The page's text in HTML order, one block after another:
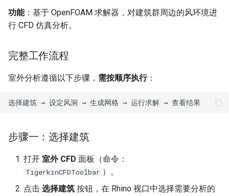
常见问题
功能：基于 OpenFOAM 求解器，对建筑群周边的风环境进
行 CFD 仿真分析。
完整工作流程
室外分析遵循以下步骤， 需按顺序执行：
步骤一：选择建筑
打开 室外 CFD 面板（命令：
TigerkinCFDToolbar ）。
点击 选择建筑 按钮，在 Rhino 视口中选择需要分析的